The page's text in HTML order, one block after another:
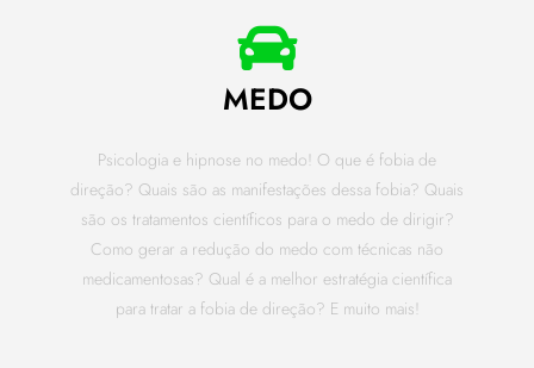
MEDO
Psicologia e hipnose no medo! O que é fobia de
direção? Quais são as manifestações dessa fobia? Quais
são os tratamentos científicos para o medo de dirigir?
Como gerar a redução do medo com técnicas não
medicamentosas? Qual é a melhor estratégia científica
para tratar a fobia de direção? E muito mais!